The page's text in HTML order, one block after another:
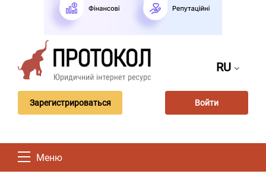
RU
Зарегистрироваться Войти
Меню